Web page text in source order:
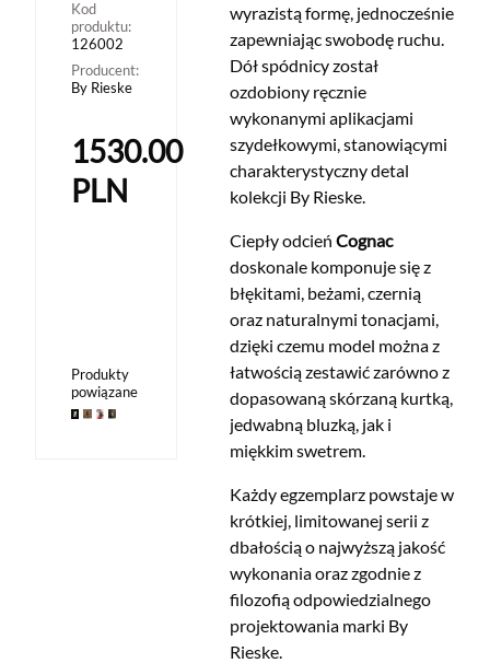
Kod
produktu:
126002
Producent:
By Rieske
1530.00
PLN
Produkty
powiązane
wyrazistą formę, jednocześnie
zapewniając swobodę ruchu.
Dół spódnicy został
ozdobiony ręcznie
wykonanymi aplikacjami
szydełkowymi, stanowiącymi
charakterystyczny detal
kolekcji By Rieske.
Ciepły odcień Cognac
doskonale komponuje się z
błękitami, beżami, czernią
oraz naturalnymi tonacjami,
dzięki czemu model można z
łatwością zestawić zarówno z
dopasowaną skórzaną kurtką,
jedwabną bluzką, jak i
miękkim swetrem.
Każdy egzemplarz powstaje w
krótkiej, limitowanej serii z
dbałością o najwyższą jakość
wykonania oraz zgodnie z
filozofią odpowiedzialnego
projektowania marki By
Rieske.